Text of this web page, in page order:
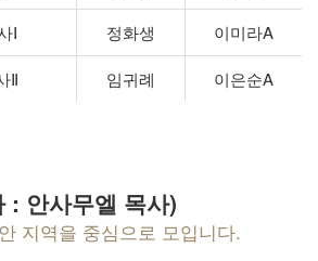
Ⅰ 정화생 이미라A
Ⅱ 임귀례 이은순A
: 안사무엘 목사)
지역을 중심으로 모입니다.